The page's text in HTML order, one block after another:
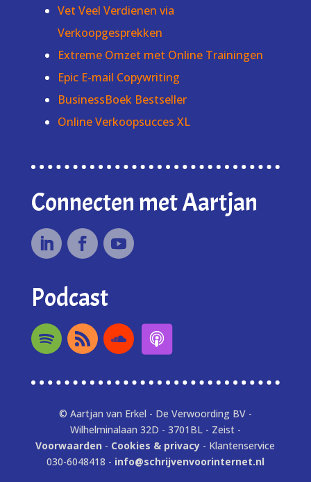
Vet Veel Verdienen via
Verkoopgesprekken
Extreme Omzet met Online Trainingen
Epic E-mail Copywriting
BusinessBoek Bestseller
Online Verkoopsucces XL
Connecten met Aartjan
Podcast
© Aartjan van Erkel - De Verwoording BV -
Wilhelminalaan 32D - 3701BL - Zeist -
Voorwaarden - Cookies & privacy - Klantenservice
030-6048418 - info@schrijvenvoorinternet.nl